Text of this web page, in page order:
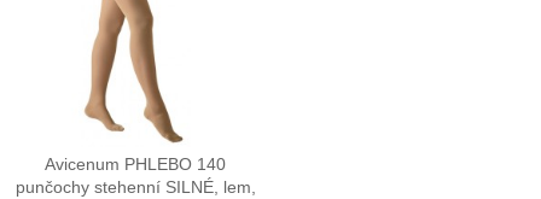
Avicenum PHLEBO 140
punčochy stehenní SILNÉ, lem,